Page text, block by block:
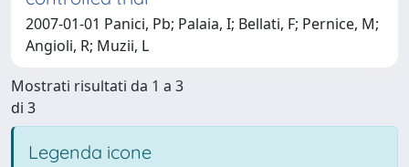
2007-01-01 Panici, Pb; Palaia, I; Bellati, F; Pernice, M;
Angioli, R; Muzii, L
Mostrati risultati da 1 a 3
di 3
Legenda icone